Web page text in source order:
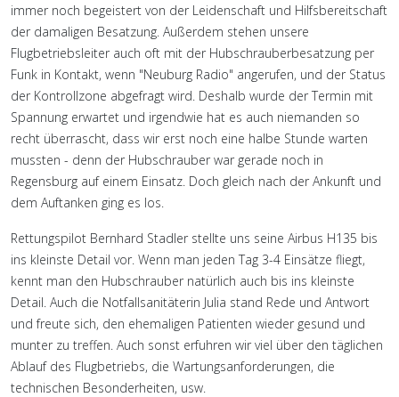
immer noch begeistert von der Leidenschaft und Hilfsbereitschaft
der damaligen Besatzung. Außerdem stehen unsere
Flugbetriebsleiter auch oft mit der Hubschrauberbesatzung per
Funk in Kontakt, wenn "Neuburg Radio" angerufen, und der Status
der Kontrollzone abgefragt wird. Deshalb wurde der Termin mit
Spannung erwartet und irgendwie hat es auch niemanden so
recht überrascht, dass wir erst noch eine halbe Stunde warten
mussten - denn der Hubschrauber war gerade noch in
Regensburg auf einem Einsatz. Doch gleich nach der Ankunft und
dem Auftanken ging es los.
Rettungspilot Bernhard Stadler stellte uns seine Airbus H135 bis
ins kleinste Detail vor. Wenn man jeden Tag 3-4 Einsätze fliegt,
kennt man den Hubschrauber natürlich auch bis ins kleinste
Detail. Auch die Notfallsanitäterin Julia stand Rede und Antwort
und freute sich, den ehemaligen Patienten wieder gesund und
munter zu treffen. Auch sonst erfuhren wir viel über den täglichen
Ablauf des Flugbetriebs, die Wartungsanforderungen, die
technischen Besonderheiten, usw.